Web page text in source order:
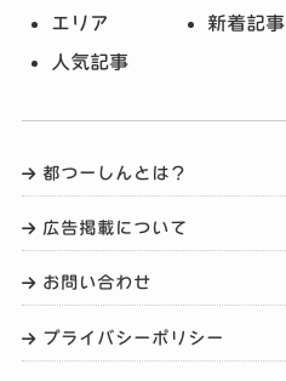
エリア 新着記事
人気記事
都つーしんとは？
広告掲載について
お問い合わせ
プライバシーポリシー